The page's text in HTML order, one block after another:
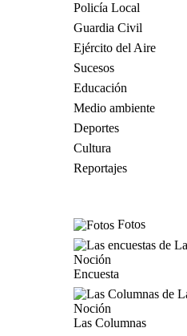
Policía Local
Guardia Civil
Ejército del Aire
Sucesos
Educación
Medio ambiente
Deportes
Cultura
Reportajes
Fotos
Encuesta
Las Columnas